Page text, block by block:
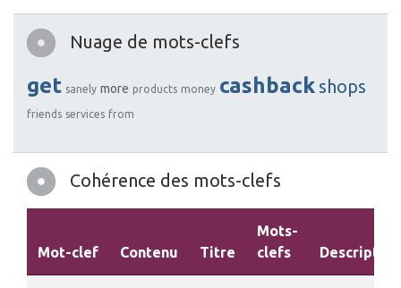
Nuage de mots-clefs
get sanely more products money cashback shops
friends services from
Cohérence des mots-clefs
Mot-clef Contenu Titre
Mots-
clefs
Description